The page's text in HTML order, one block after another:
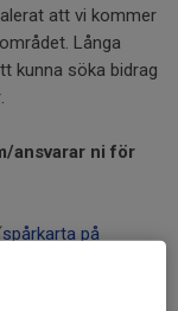
att vi kommer
Långa
kunna söka bidrag
ansvarar ni för
spårkarta på
av klubbens